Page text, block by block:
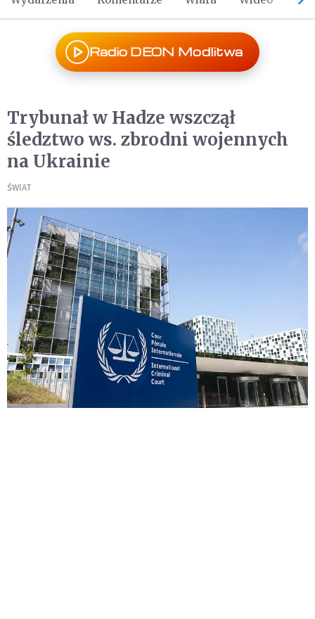
Radio DEON Modlitwa
Trybunał w Hadze wszczął
śledztwo ws. zbrodni wojennych
na Ukrainie
ŚWIAT